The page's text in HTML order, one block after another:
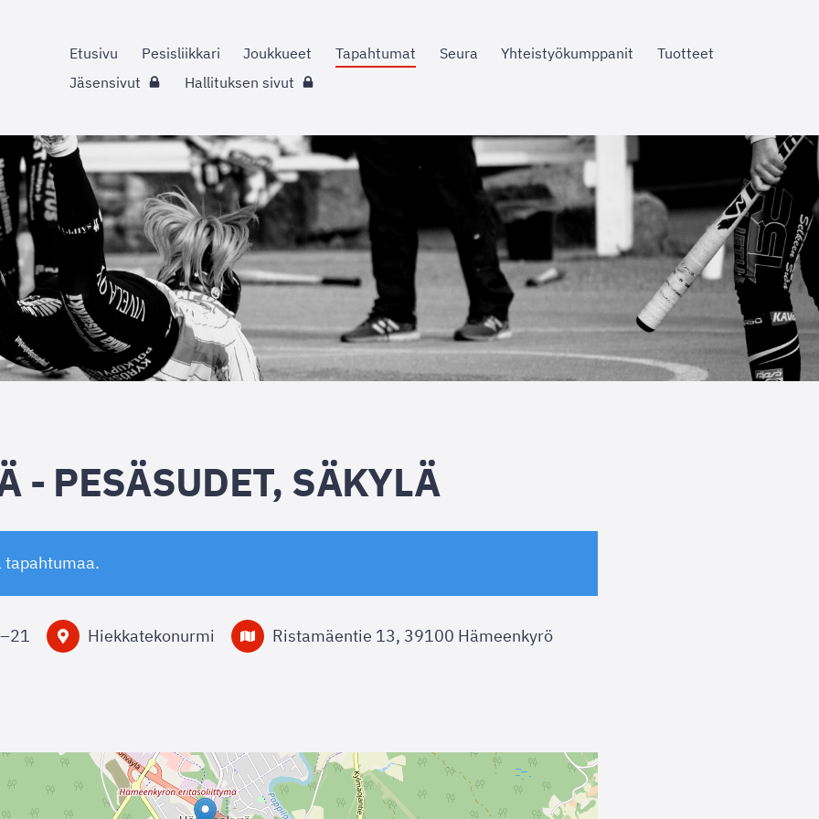
Etusivu Pesisliikkari Joukkueet Tapahtumat Seura Yhteistyökumppanit
Tuotteet
Jäsensivut
Hallituksen sivut
- PESÄSUDET, SÄKYLÄ
tapahtumaa.
–21 Hiekkatekonurmi Ristamäentie 13, 39100 Hämeenkyrö